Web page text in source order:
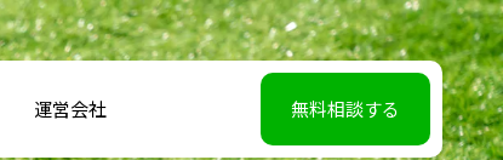
運営会社 無料相談する